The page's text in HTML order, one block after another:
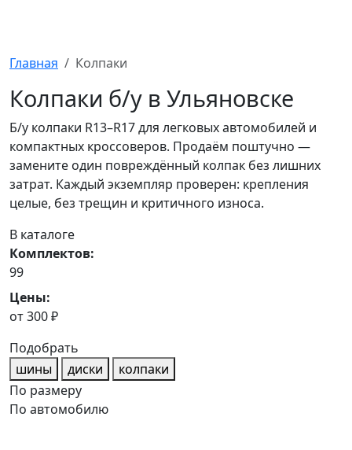
Главная Колпаки
Колпаки б/у в Ульяновске
Б/у колпаки R13–R17 для легковых автомобилей и
компактных кроссоверов. Продаём поштучно —
замените один повреждённый колпак без лишних
затрат. Каждый экземпляр проверен: крепления
целые, без трещин и критичного износа.
В каталоге
Комплектов:
99
Цены:
от 300 ₽
Подобрать
шины
диски
колпаки
По размеру
По автомобилю